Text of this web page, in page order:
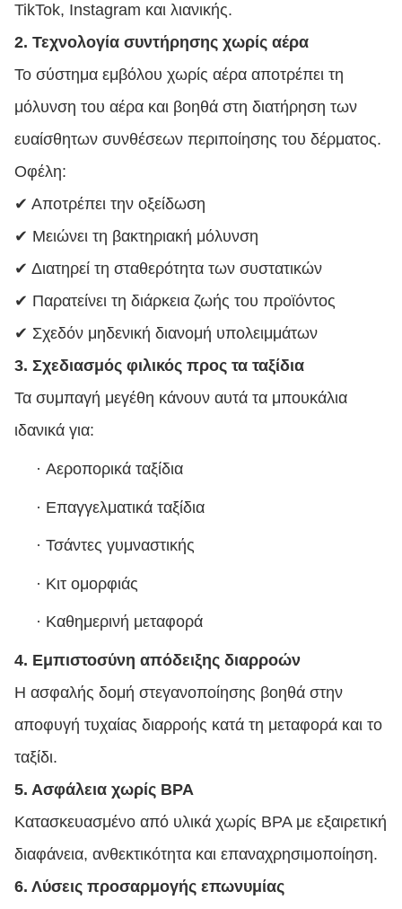
TikTok, Instagram και λιανικής.
2. Τεχνολογία συντήρησης χωρίς αέρα
Το σύστημα εμβόλου χωρίς αέρα αποτρέπει τη
μόλυνση του αέρα και βοηθά στη διατήρηση των
ευαίσθητων συνθέσεων περιποίησης του δέρματος.
Οφέλη:
✔ Αποτρέπει την οξείδωση
✔ Μειώνει τη βακτηριακή μόλυνση
✔ Διατηρεί τη σταθερότητα των συστατικών
✔ Παρατείνει τη διάρκεια ζωής του προϊόντος
✔ Σχεδόν μηδενική διανομή υπολειμμάτων
3. Σχεδιασμός φιλικός προς τα ταξίδια
Τα συμπαγή μεγέθη κάνουν αυτά τα μπουκάλια
ιδανικά για:
· Αεροπορικά ταξίδια
· Επαγγελματικά ταξίδια
· Τσάντες γυμναστικής
· Κιτ ομορφιάς
· Καθημερινή μεταφορά
4. Εμπιστοσύνη απόδειξης διαρροών
Η ασφαλής δομή στεγανοποίησης βοηθά στην
αποφυγή τυχαίας διαρροής κατά τη μεταφορά και το
ταξίδι.
5. Ασφάλεια χωρίς BPA
Κατασκευασμένο από υλικά χωρίς BPA με εξαιρετική
διαφάνεια, ανθεκτικότητα και επαναχρησιμοποίηση.
6. Λύσεις προσαρμογής επωνυμίας